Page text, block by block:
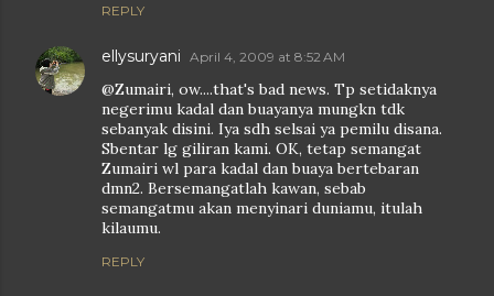
REPLY
ellysuryani April 4, 2009 at 8:52 AM
@Zumairi, ow....that's bad news. Tp setidaknya
negerimu kadal dan buayanya mungkn tdk
sebanyak disini. Iya sdh selsai ya pemilu disana.
Sbentar lg giliran kami. OK, tetap semangat
Zumairi wl para kadal dan buaya bertebaran
dmn2. Bersemangatlah kawan, sebab
semangatmu akan menyinari duniamu, itulah
kilaumu.
REPLY